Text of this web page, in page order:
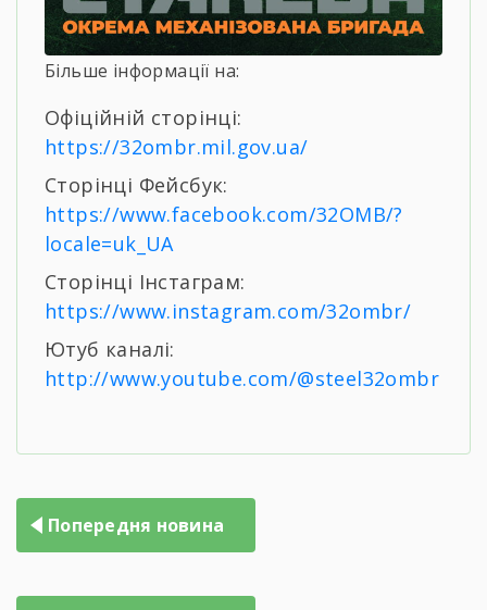
Більше інформації на:
Офіційній сторінці:
https://32ombr.mil.gov.ua/
Сторінці Фейсбук:
https://www.facebook.com/32OMB/?
locale=uk_UA
Сторінці Інстаграм:
https://www.instagram.com/32ombr/
Ютуб каналі:
http://www.youtube.com/@steel32ombr
Навігація
записів
Попередня новина